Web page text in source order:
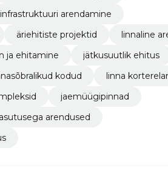
infrastruktuuri arendamine
äriehitiste projektid
linnaline
ja ehitamine
jätkusuutlik ehitus
kodud
linna
jaemüügipinnad
arendused